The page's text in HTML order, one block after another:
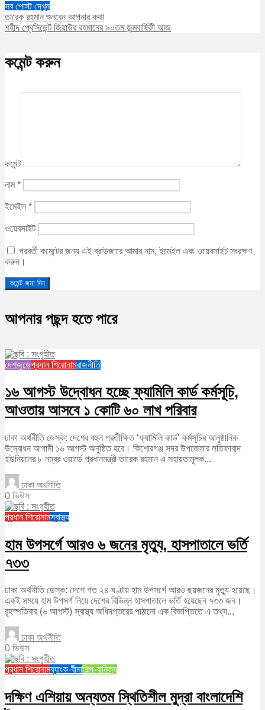
সব পোস্ট দেখুন
তারেক রহমান শুনবেন আপনার কথা
শহীদ প্রেসিডেন্ট জিয়াউর রহমানের ৯০তম জন্মবার্ষিকী আজ
কমেন্ট করুন
কমেন্ট
নাম*
ইমেইল *
ওয়েবসাইট
পরবর্তী কমেন্টের জন্য এই ব্রাউজারে আমার নাম, ইমেইল এবং ওয়েবসাইট সংরক্ষণ
করুন।
আপনার পছন্দ হতে পারে
দেশজুড়েপ্রধান শিরোনামরাজনীতি
১৬ আগস্ট উদ্বোধন হচ্ছে ফ্যামিলি কার্ড কর্মসূচি,
আওতায় আসবে ১ কোটি ৬০ লাখ পরিবার
ঢাকা অর্থনীতি ডেস্ক: দেশের বহুল প্রতীক্ষিত ‘ফ্যামিলি কার্ড’ কর্মসূচির আনুষ্ঠানিক
উদ্বোধন আগামী ১৬ আগস্ট অনুষ্ঠিত হবে। কিশোরগঞ্জ সদর উপজেলার লতিফাবাদ
ইউনিয়নের ৮ নম্বর ওয়ার্ডে প্রধানমন্ত্রী তারেক রহমান এ সহায়তামূলক...
ঢাকা অর্থনীতি
0 ভিউস
প্রধান শিরোনামস্বাস্থ্য
হাম উপসর্গে আরও ৬ জনের মৃত্যু, হাসপাতালে ভর্তি
৭৩৩
ঢাকা অর্থনীতি ডেস্ক: দেশে গত ২৪ ঘণ্টায় হাম উপসর্গে আরও ছয়জনের মৃত্যু হয়েছে।
একই সময়ে হাম উপসর্গ নিয়ে দেশের বিভিন্ন হাসপাতালে ভর্তি হয়েছেন ৭৩৩ জন।
বৃহস্পতিবার (৬ আগস্ট) স্বাস্থ্য অধিদপ্তরের পাঠানো এক বিজ্ঞপ্তিতে এ তথ্য...
ঢাকা অর্থনীতি
0 ভিউস
প্রধান শিরোনামব্যাংক-বীমাশিল্প-বানিজ্য
দক্ষিণ এশিয়ায় অন্যতম স্থিতিশীল মুদ্রা বাংলাদেশি